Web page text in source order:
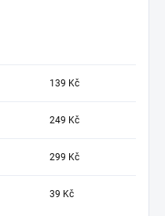
139 Kč
249 Kč
299 Kč
39 Kč